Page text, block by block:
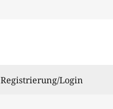
Registrierung/Login